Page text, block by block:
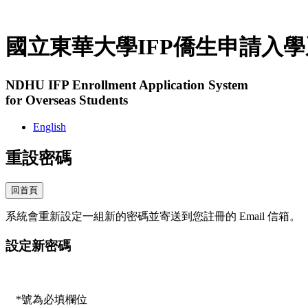
國立東華大學IFP僑生申請入
NDHU IFP Enrollment Application System
for Overseas Students
English
重設密碼
回首頁
系統會重新設定一組新的密碼並寄送到您註冊的 Email 信箱。
設定新密碼
*號為必填欄位